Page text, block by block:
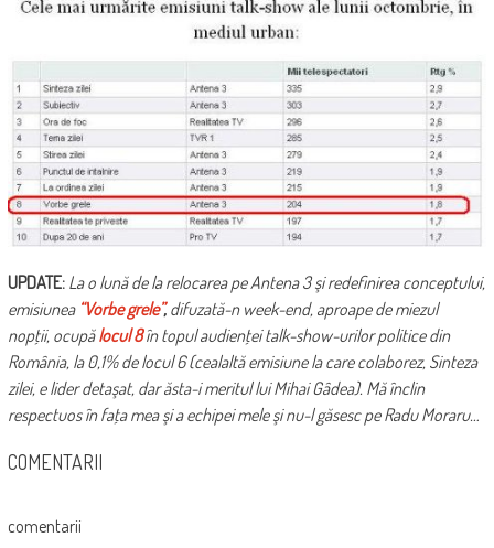
UPDATE: La o lună de la relocarea pe Antena 3 şi redefinirea conceptului,
emisiunea “Vorbe grele”,difuzată-n week-end, aproape de miezul
nopţii, ocupălocul 8în topul audienţei talk-show-urilor politice din
România, la 0,1% de locul 6 (cealaltă emisiune la care colaborez, Sinteza
zilei, e lider detaşat, dar ăsta-i meritul lui Mihai Gâdea). Mă înclin
respectuos în faţa mea şi a echipei mele şi nu-l găsesc pe Radu Moraru…
COMENTARII
comentarii